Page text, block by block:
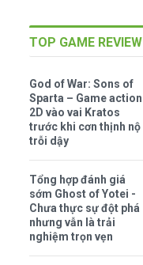
TOP GAME REVIEW
God of War: Sons of
Sparta – Game action
2D vào vai Kratos
trước khi cơn thịnh nộ
trỗi dậy
Tổng hợp đánh giá
sớm Ghost of Yotei -
Chưa thực sự đột phá
nhưng vẫn là trải
nghiệm trọn vẹn